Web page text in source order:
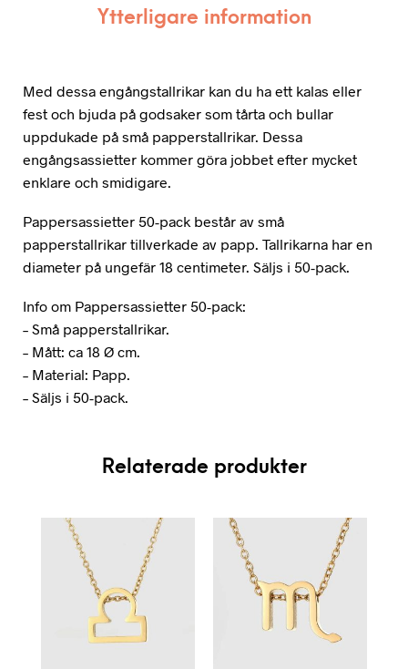
Ytterligare information
Med dessa engångstallrikar kan du ha ett kalas eller
fest och bjuda på godsaker som tårta och bullar
uppdukade på små papperstallrikar. Dessa
engångsassietter kommer göra jobbet efter mycket
enklare och smidigare.
Pappersassietter 50-pack består av små
papperstallrikar tillverkade av papp. Tallrikarna har en
diameter på ungefär 18 centimeter. Säljs i 50-pack.
Info om Pappersassietter 50-pack:
– Små papperstallrikar.
– Mått: ca 18 Ø cm.
– Material: Papp.
– Säljs i 50-pack.
Relaterade produkter